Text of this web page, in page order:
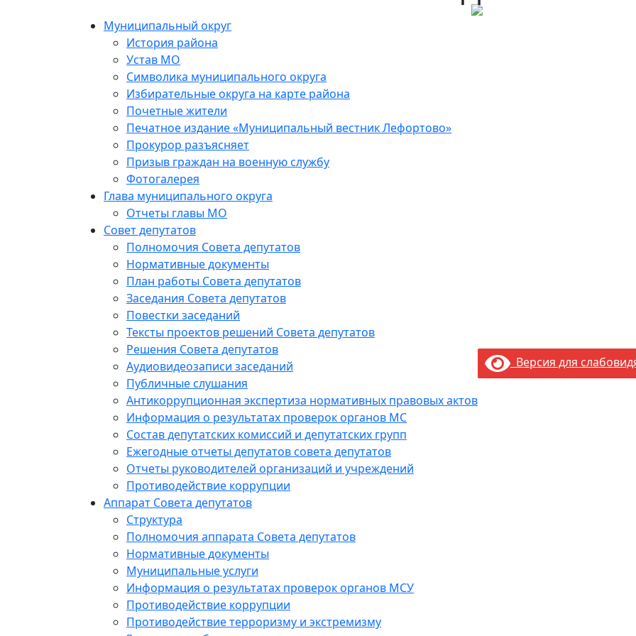
Муниципальный округ
История района
Устав МО
Символика муниципального округа
Избирательные округа на карте района
Почетные жители
Печатное издание «Муниципальный вестник Лефортово»
Прокурор разъясняет
Призыв граждан на военную службу
Фотогалерея
Глава муниципального округа
Отчеты главы МО
Совет депутатов
Полномочия Совета депутатов
Нормативные документы
План работы Совета депутатов
Заседания Cовета депутатов
Повестки заседаний
Тексты проектов решений Совета депутатов
Решения Совета депутатов
Аудиовидеозаписи заседаний
Публичные слушания
Антикоррупционная экспертиза нормативных правовых актов
Информация о результатах проверок органов МС
Состав депутатских комиссий и депутатских групп
Ежегодные отчеты депутатов совета депутатов
Отчеты руководителей организаций и учреждений
Противодействие коррупции
Аппарат Совета депутатов
Структура
Полномочия аппарата Совета депутатов
Нормативные документы
Муниципальные услуги
Информация о результатах проверок органов МСУ
Противодействие коррупции
Противодействие терроризму и экстремизму
Версия для